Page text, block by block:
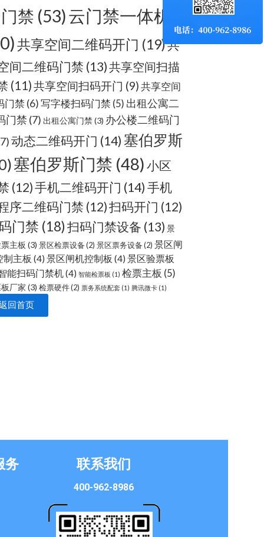
禁 (53)云门禁一体机
共享空间二维码开门 (19)共
间二维码门禁 (13)共享空间扫描
(11)共享空间扫码开门 (9) 共享空间
门禁 (6) 写字楼扫码门禁 (5) 出租公寓二
门禁 (7) 出租公寓门禁 (3) 办公楼二维码门
动态二维码开门 (14) 塞伯罗斯
塞伯罗斯门禁 (48) 小区
(12)手机二维码开门 (14) 手机
序二维码门禁 (12)扫码开门 (12)
门禁 (18) 扫码门禁设备 (13) 景
主板 (3) 景区检票设备(2) 景区票务设备(2) 景区闸
制主板 (4) 景区闸机控制板 (4) 景区验票板
能扫码门禁机(4) 智能检票板 (1) 检票主板 (5)
厂家 (3) 检票硬件(2) 票务系统配套 (1) 腾讯微卡 (1)
回首页
务 联系我们
400-962-8986